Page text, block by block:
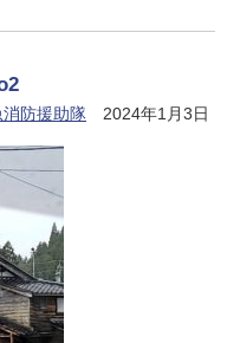
消防援助隊 2024年1月3日